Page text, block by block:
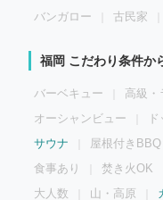
バンガロー
古民家
福岡 こだわり条件か
バーベキュー 高級・
オーシャンビュー
サウナ
屋根付きBBQ
食事あり
焚き火OK
大人数
山・高原